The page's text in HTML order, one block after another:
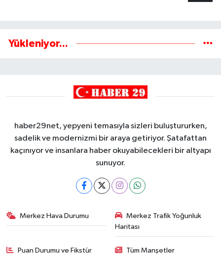
Yükleniyor...
haber29net, yepyeni temasıyla sizleri buluştururken,
sadelik ve modernizmi bir araya getiriyor. Şatafattan
kaçınıyor ve insanlara haber okuyabilecekleri bir altyapı
sunuyor.
Merkez Hava Durumu
Merkez Trafik Yoğunluk
Haritası
Puan Durumu ve Fikstür Tüm Manşetler